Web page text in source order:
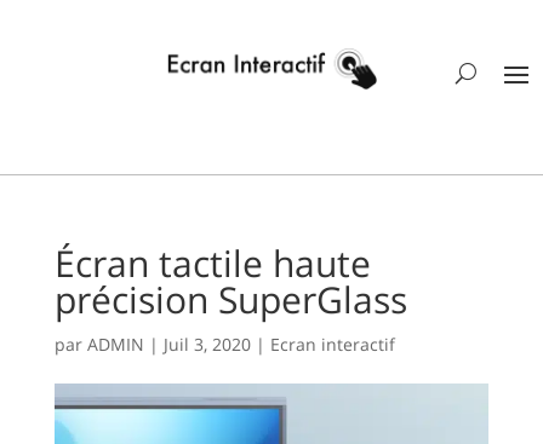
Écran tactile haute
précision SuperGlass
par ADMIN | Juil 3, 2020| Ecran interactif